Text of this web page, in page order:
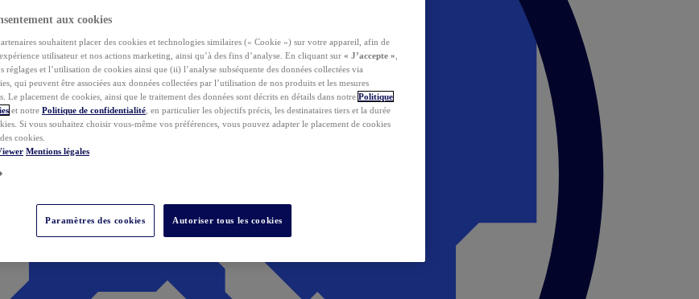
aux cookies
souhaitent placer des cookies et technologies similaires (« Cookie ») sur votre appareil, afin de
utilisateur et nos actions marketing, ainsi qu’à des fins d’analyse. En cliquant sur « J’accepte »
réglages et l’utilisation de cookies ainsi que (ii) l’analyse subséquente des données collectées via
qui peuvent être associées aux données collectées par l’utilisation de nos produits et les mesures
Le placement de cookies, ainsi que le traitement des données sont décrits en détails dans notre Politique
et notre Politique de confidentialité , en particulier les objectifs précis, les destinataires tiers et la durée
Si vous souhaitez choisir vous-même vos préférences, vous pouvez adapter le placement de cookies
cookies.
Mentions légales
Paramètres des cookies Autoriser tous les cookies